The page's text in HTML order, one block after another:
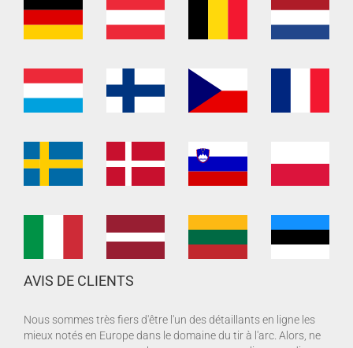
AVIS DE CLIENTS
Nous sommes très fiers d'être l'un des détaillants en ligne les
mieux notés en Europe dans le domaine du tir à l'arc. Alors, ne